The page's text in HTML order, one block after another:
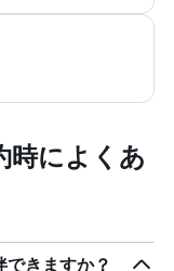
時によくあ
きますか？